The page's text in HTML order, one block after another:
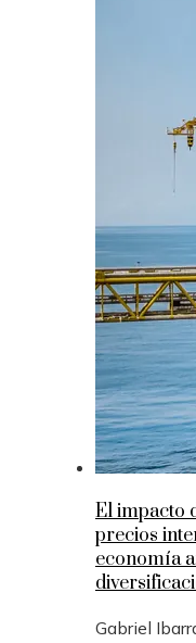
El impacto
precios
economía
Gabriel